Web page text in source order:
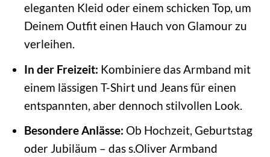
eleganten Kleid oder einem schicken Top, um
Deinem Outfit einen Hauch von Glamour zu
verleihen.
In der Freizeit: Kombiniere das Armband mit
einem lässigen T-Shirt und Jeans für einen
entspannten, aber dennoch stilvollen Look.
Besondere Anlässe: Ob Hochzeit, Geburtstag
oder Jubiläum – das s.Oliver Armband